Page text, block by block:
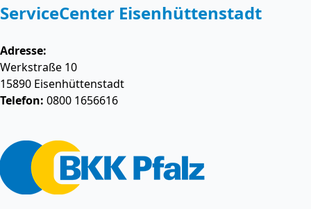
ServiceCenter Eisenhüttenstadt
Adresse:
Werkstraße 10
15890 Eisenhüttenstadt
Telefon: 0800 1656616